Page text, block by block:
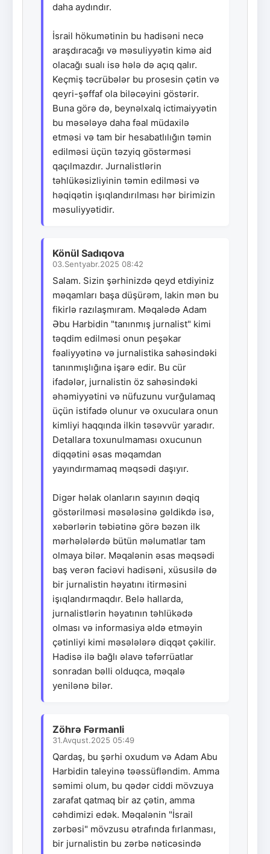
daha aydındır.
İsrail hökumətinin bu hadisəni necə
araşdıracağı və məsuliyyətin kimə aid
olacağı sualı isə hələ də açıq qalır.
Keçmiş təcrübələr bu prosesin çətin və
qeyri-şəffaf ola biləcəyini göstərir.
Buna görə də, beynəlxalq ictimaiyyətin
bu məsələyə daha fəal müdaxilə
etməsi və tam bir hesabatlılığın təmin
edilməsi üçün təzyiq göstərməsi
qaçılmazdır. Jurnalistlərin
təhlükəsizliyinin təmin edilməsi və
həqiqətin işıqlandırılması hər birimizin
məsuliyyətidir.
Könül Sadıqova
03.Sentyabr.2025 08:42
Salam. Sizin şərhinizdə qeyd etdiyiniz
məqamları başa düşürəm, lakin mən bu
fikirlə razılaşmıram. Məqalədə Adam
Əbu Harbidin "tanınmış jurnalist" kimi
təqdim edilməsi onun peşəkar
fəaliyyətinə və jurnalistika sahəsindəki
tanınmışlığına işarə edir. Bu cür
ifadələr, jurnalistin öz sahəsindəki
əhəmiyyətini və nüfuzunu vurğulamaq
üçün istifadə olunur və oxuculara onun
kimliyi haqqında ilkin təsəvvür yaradır.
Detallara toxunulmaması oxucunun
diqqətini əsas məqamdan
yayındırmamaq məqsədi daşıyır.
Digər həlak olanların sayının dəqiq
göstərilməsi məsələsinə gəldikdə isə,
xəbərlərin təbiətinə görə bəzən ilk
mərhələlərdə bütün məlumatlar tam
olmaya bilər. Məqalənin əsas məqsədi
baş verən faciəvi hadisəni, xüsusilə də
bir jurnalistin həyatını itirməsini
işıqlandırmaqdır. Belə hallarda,
jurnalistlərin həyatının təhlükədə
olması və informasiya əldə etməyin
çətinliyi kimi məsələlərə diqqət çəkilir.
Hadisə ilə bağlı əlavə təfərrüatlar
sonradan bəlli olduqca, məqalə
yenilənə bilər.
Zöhrə Fərmanli
31.Avqust.2025 05:49
Qardaş, bu şərhi oxudum və Adam Abu
Harbidin taleyinə təəssüfləndim. Amma
səmimi olum, bu qədər ciddi mövzuya
zarafat qatmaq bir az çətin, amma
cəhdimizi edək. Məqalənin "İsrail
zərbəsi" mövzusu ətrafında fırlanması,
bir jurnalistin bu zərbə nəticəsində